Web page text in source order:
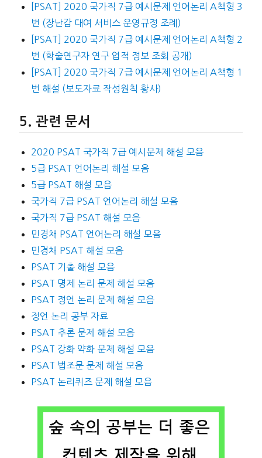
[PSAT] 2020 국가직 7급 예시문제 언어논리 A책형 3
번 (장난감 대여 서비스 운영규정 조례)
[PSAT] 2020 국가직 7급 예시문제 언어논리 A책형 2
번 (학술연구자 연구 업적 정보 조회 공개)
[PSAT] 2020 국가직 7급 예시문제 언어논리 A책형 1
번 해설 (보도자료 작성원칙 황사)
관련 문서
2020 PSAT 국가직 7급 예시문제 해설 모음
5급 PSAT 언어논리 해설 모음
5급 PSAT 해설 모음
국가직 7급 PSAT 언어논리 해설 모음
국가직 7급 PSAT 해설 모음
민경채 PSAT 언어논리 해설 모음
민경채 PSAT 해설 모음
PSAT 기출 해설 모음
PSAT 명제 논리 문제 해설 모음
PSAT 정언 논리 문제 해설 모음
정언 논리 공부 자료
PSAT 추론 문제 해설 모음
PSAT 강화 약화 문제 해설 모음
PSAT 법조문 문제 해설 모음
PSAT 논리퀴즈 문제 해설 모음